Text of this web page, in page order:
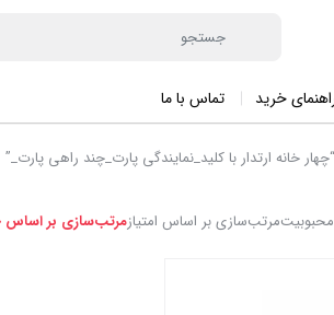
خرید تماس با ما
خانه ارتدار با کلید_نمایندگی پارت_چند راهی پارت_”
مرتب‌سازی بر اساس امتیازمرتب‌سازی بر اساس